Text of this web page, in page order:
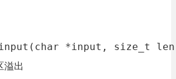
*input, size_t
出